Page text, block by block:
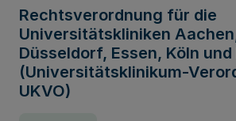
Rechtsverordnung für die
Universitätskliniken
Düsseldorf, Essen, Köln
(Universitätsklinikum-
UKVO)